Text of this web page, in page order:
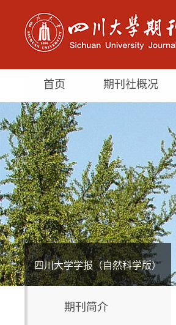
首页 期刊社概况
四川大学学报（自然科学版）
期刊简介